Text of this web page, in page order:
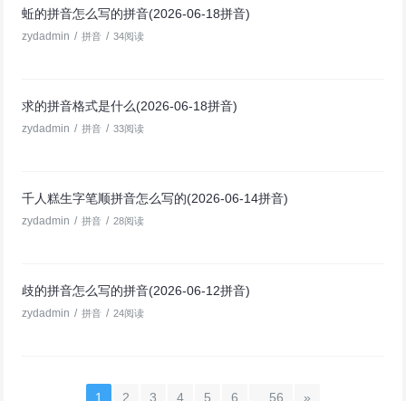
蚯的拼音怎么写的拼音(2026-06-18拼音)
zydadmin / 拼音 / 34阅读
求的拼音格式是什么(2026-06-18拼音)
zydadmin / 拼音 / 33阅读
千人糕生字笔顺拼音怎么写的(2026-06-14拼音)
zydadmin / 拼音 / 28阅读
歧的拼音怎么写的拼音(2026-06-12拼音)
zydadmin / 拼音 / 24阅读
1 2 3 4 5 6 ...56 »